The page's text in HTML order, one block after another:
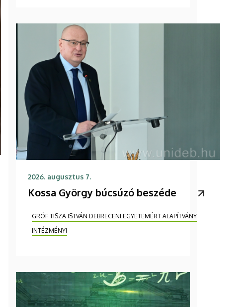
2026. augusztus 7.
Kossa György búcsúzó beszéde
GRÓF TISZA ISTVÁN DEBRECENI EGYETEMÉRT ALAPÍTVÁNY
INTÉZMÉNYI